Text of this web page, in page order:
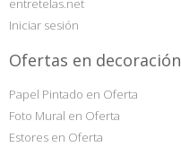
entretelas.net
Iniciar sesión
Ofertas en decoración
Papel Pintado en Oferta
Foto Mural en Oferta
Estores en Oferta